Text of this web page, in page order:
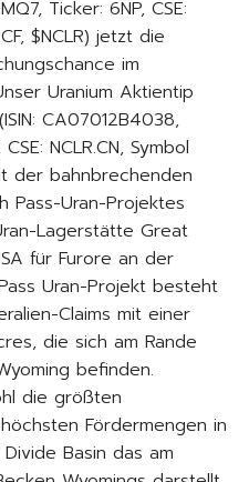
Ticker: 6NP, CSE:
$NCLR) jetzt die
im
Uranium Aktientip
CA07012B4038,
NCLR.CN, Symbol
der bahnbrechenden
Pass-Uran-Projektes
Lagerstätte Great
für Furore an der
Uran-Projekt besteht
Claims mit einer
die sich am Rande
befinden.
die größten
Fördermengen in
Basin das am